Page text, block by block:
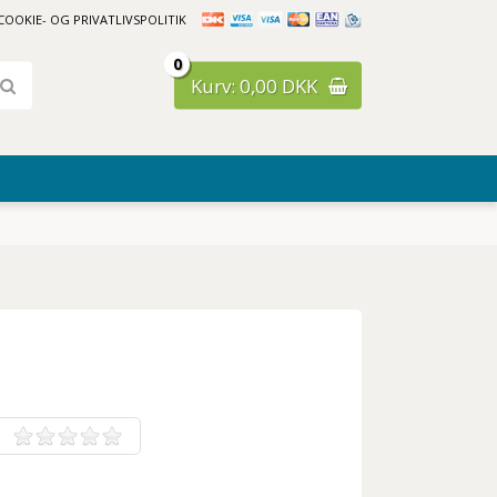
0
Kurv: 0,00 DKK
OG PRIVATLIVSPOLITIK